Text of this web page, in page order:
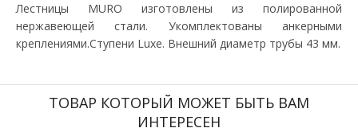
Лестницы MURO изготовлены из полированной
нержавеющей стали. Укомплектованы анкерными
креплениями.Ступени Luxe. Внешний диаметр трубы 43 мм.
ТОВАР КОТОРЫЙ МОЖЕТ БЫТЬ ВАМ
ИНТЕРЕСЕН